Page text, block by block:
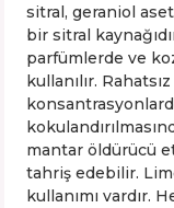
sitral, geraniol
bir sitral
parfümlerde ve
kullanılır.
mantar öldürücü
tahriş edebilir.
kullanımı vardır.